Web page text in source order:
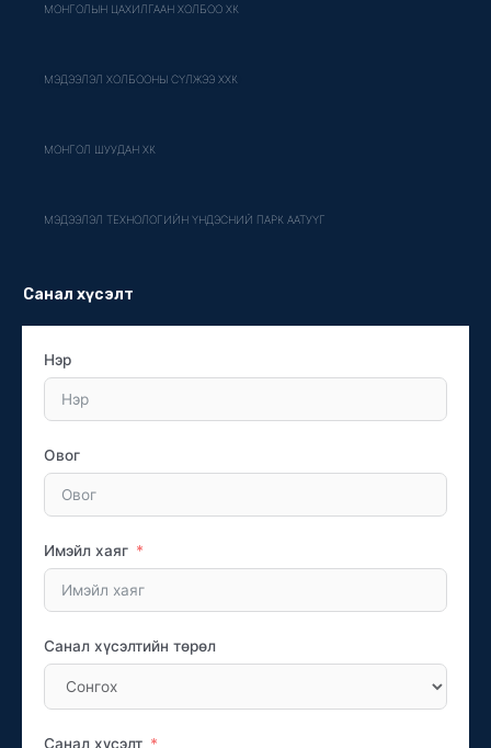
МОНГОЛЫН ЦАХИЛГААН ХОЛБОО ХК
МЭДЭЭЛЭЛ ХОЛБООНЫ СҮЛЖЭЭ ХХК
МОНГОЛ ШУУДАН ХК
МЭДЭЭЛЭЛ ТЕХНОЛОГИЙН ҮНДЭСНИЙ ПАРК ААТУҮГ
Санал хүсэлт
Нэр
Овог
Имэйл хаяг
Санал хүсэлтийн төрөл
Санал хүсэлт